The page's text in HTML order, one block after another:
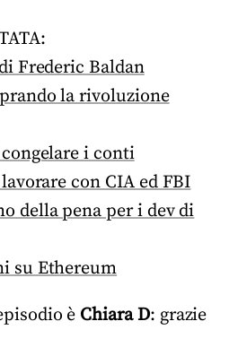
Frederic Baldan
la rivoluzione
i conti
con CIA ed FBI
della pena per i dev di
su Ethereum
è Chiara D: grazie